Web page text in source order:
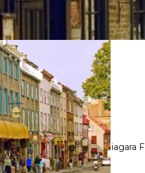
recorriendo Toronto,